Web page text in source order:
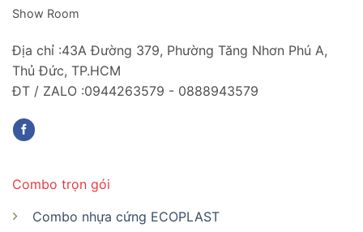
Show Room
Địa chỉ :43A Đường 379, Phường Tăng Nhơn Phú A,
Thủ Đức, TP.HCM
ĐT / ZALO :0944263579 - 0888943579
Combo trọn gói
Combo nhựa cứng ECOPLAST